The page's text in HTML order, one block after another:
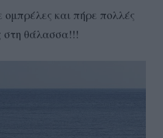
και πήρε πολλές
στη θάλασσα!!!